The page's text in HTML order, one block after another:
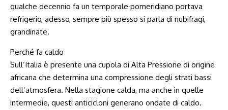
Perché fa caldo
Sull’Italia è presente una cupola di Alta Pressione di origine
africana che determina una compressione degli strati bassi
dell’atmosfera. Nella stagione calda, ma anche in quelle
intermedie, questi anticicloni generano ondate di caldo.